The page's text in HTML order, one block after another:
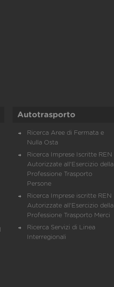
Autotrasporto
Ricerca Aree di Fermata e
Nulla Osta
Ricerca Imprese Iscritte REN
Autorizzate all'Esercizio della
Professione Trasporto
Persone
Ricerca Imprese iscritte REN
Autorizzate all'Esercizio della
Professione Trasporto Merci
Ricerca Servizi di Linea
Interregionali